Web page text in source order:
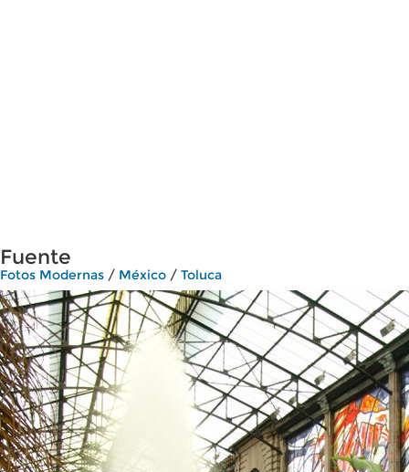
Fuente
Fotos Modernas / México / Toluca